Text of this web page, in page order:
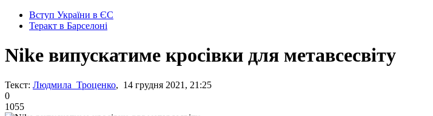
Вступ України в ЄС
Теракт в Барселоні
Nike випускатиме кросівки для метавсесвіту
Текст: Людмила Троценко, 14 грудня 2021, 21:25
0
1055